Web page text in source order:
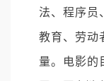
法、程序员
教育、劳动
量。电影的